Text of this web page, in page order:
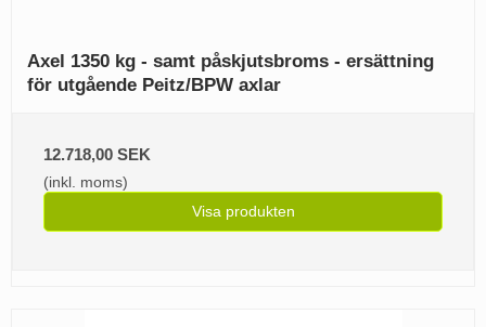
Axel 1350 kg - samt påskjutsbroms - ersättning
för utgående Peitz/BPW axlar
12.718,00 SEK
(inkl. moms)
Visa produkten